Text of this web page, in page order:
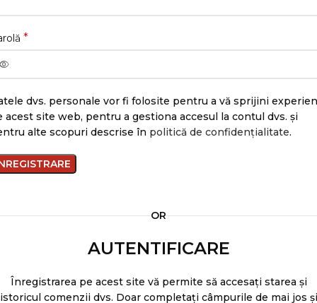
*
dvs. personale vor fi folosite pentru a vă sprijini
acest site web, pentru a gestiona accesul la contul dvs. și
alte scopuri descrise în politică de confidențialitate.
OR
AUTENTIFICARE
Înregistrarea pe acest site vă permite să accesați starea și
istoricul comenzii dvs. Doar completați câmpurile de mai jos și